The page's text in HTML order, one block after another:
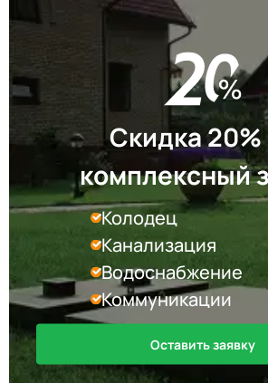
Скидка 20%
комплексный
Колодец
Канализация
Водоснабжение
Коммуникации
Оставить заявку